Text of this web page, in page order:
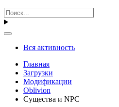
Вся активность
Главная
Загрузки
Модификации
Oblivion
Существа и NPC